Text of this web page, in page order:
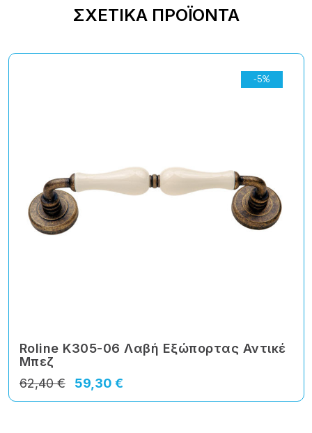
ΣΧΕΤΙΚΆ ΠΡΟΪΌΝΤΑ
-5%
Roline K305-06 Λαβή Εξώπορτας Αντικέ
Μπεζ
59,30 €
62,40 €